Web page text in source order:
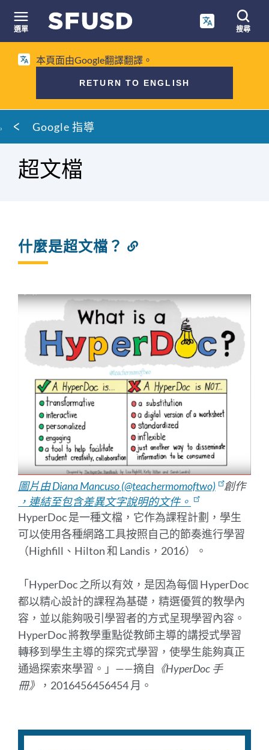
選單 搜尋
尋
本頁面由Google翻譯翻譯。
RETURN TO ENGLISH
Google 指導
超文檔
什麼是超文檔？
部
分
圖片由 Diana Mancuso (@teachermomoftwo)
創作
，連結至包含差異文字說明的文件。
HyperDoc 是一種文檔，它作為課程計劃，學生
可以使用各種網路工具按照自己的節奏進行學習
（Highfill、Hilton 和 Landis，2016）。
「HyperDoc 之所以有效，是因為每個 HyperDoc
都以精心設計的課程為基礎，精選優質的教學內
容，並以能夠吸引學習者的方式呈現學習內容。
HyperDoc 將教學重點從教師主導的講授式學習
轉移到學生主導的探究式學習，使學生能夠真正
通過探索來學習。」——摘自 《HyperDoc 手
冊》
，2016456456454 月。